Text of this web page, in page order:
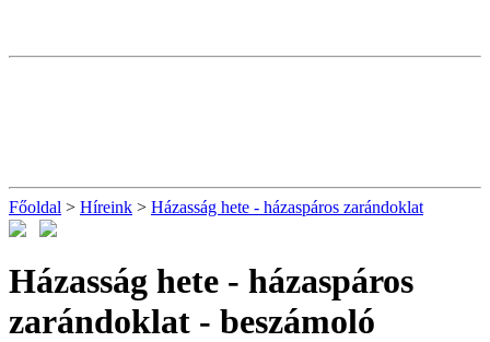
Főoldal > Híreink > Házasság hete - házaspáros zarándoklat
Házasság hete - házaspáros
zarándoklat - beszámoló